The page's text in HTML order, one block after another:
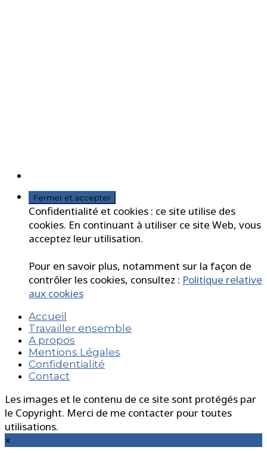
Confidentialité et cookies : ce site utilise des
cookies. En continuant à utiliser ce site Web, vous
acceptez leur utilisation.
Pour en savoir plus, notamment sur la façon de
contrôler les cookies, consultez : Politique relative
aux cookies
Accueil
Travailler ensemble
A propos
Mentions Légales
Confidentialité
Contact
Les images et le contenu de ce site sont protégés par
le Copyright. Merci de me contacter pour toutes
utilisations.
×